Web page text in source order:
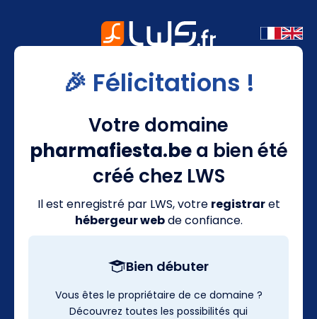
🎉 Félicitations !
Votre domaine
pharmafiesta.bea bien été
créé chez LWS
Il est enregistré par LWS, votre registraret
hébergeur webde confiance.
Bien débuter
Vous êtes le propriétaire de ce domaine ?
Découvrez toutes les possibilités qui